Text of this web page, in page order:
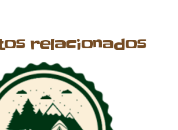
relacionados